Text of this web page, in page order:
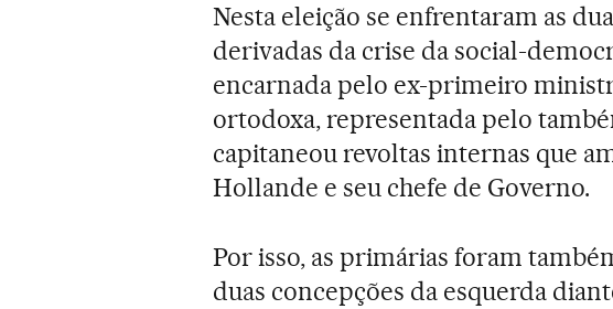
Nesta eleição se enfrentaram as
derivadas da crise da social-
encarnada pelo ex-primeiro
ortodoxa, representada pelo
capitaneou revoltas internas que
Hollande e seu chefe de Governo.
Por isso, as primárias foram
duas concepções da esquerda